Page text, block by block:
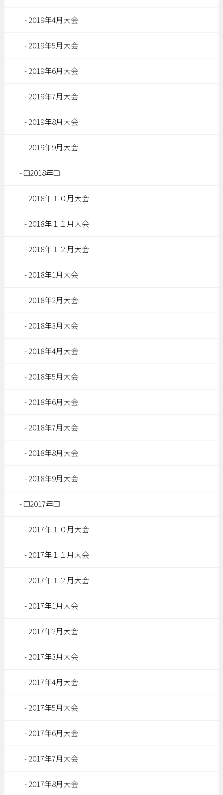
2019年4月大会
2019年5月大会
2019年6月大会
2019年7月大会
2019年8月大会
2019年9月大会
❑2018年❑
2018年１０月大会
2018年１１月大会
2018年１２月大会
2018年1月大会
2018年2月大会
2018年3月大会
2018年4月大会
2018年5月大会
2018年6月大会
2018年7月大会
2018年8月大会
2018年9月大会
❒2017年❒
2017年１０月大会
2017年１１月大会
2017年１２月大会
2017年1月大会
2017年2月大会
2017年3月大会
2017年4月大会
2017年5月大会
2017年6月大会
2017年7月大会
2017年8月大会